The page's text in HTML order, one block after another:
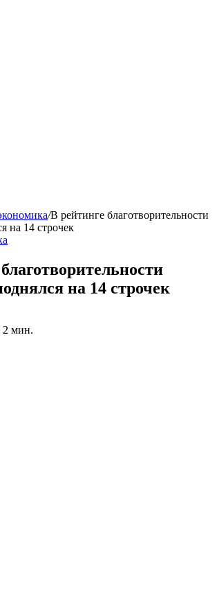
/В рейтинге благотворительности
на 14 строчек
на 14 строчек
2 мин.